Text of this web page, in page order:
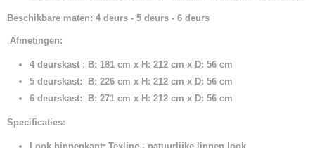
Beschikbare maten: 4 deurs - 5 deurs - 6 deurs
.Afmetingen:
4 deurskast : B: 181 cm x H: 212 cm x D: 56 cm
5 deurskast: B: 226 cm x H: 212 cm x D: 56 cm
6 deurskast: B: 271 cm x H: 212 cm x D: 56 cm
Specificaties: